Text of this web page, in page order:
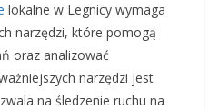
lokalne w Legnicy wymaga
narzędzi, które pomogą
oraz analizować
narzędzi jest
na śledzenie ruchu na